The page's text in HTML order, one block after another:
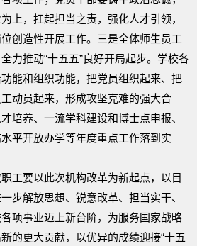
上，扛起担当之责，强化人才引领，
创造性开展工作。三是全体师生员工
力推动“十五五”良好开局起步。学校各
能和组织功能，把党员组织起来、把
动员起来，形成攻坚克难的强大合
培养、一流学科建设和博士点申报、
平开放办学等年度重点工作落到实
工要以此次机构改革为新起点，以目
步解放思想、锐意改革、担当实干、
项事业迈上新台阶，为服务国家战略
的更大贡献，以优异的成绩迎接“十五